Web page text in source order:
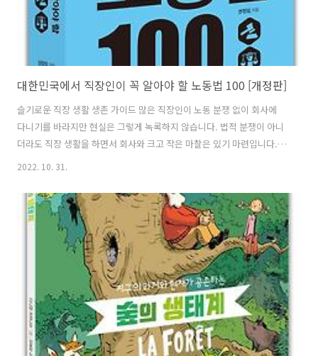
대한민국에서 직장인이 꼭 알아야 할 노동법 100 [개정판]
슬기로운 직장 생활 생존 가이드 많은 직장인이 노동 분쟁 없이 회사에
다니기를 바라지만 현실은 그렇게 녹록하지 않습니다. 법적 분쟁이 아니
더라도 직장 생활을 하면서 회사와 크고 작은 마찰은 있기 마련입니다.
휴가, 휴직, 출퇴근 시간, 수당 등으로 회사나 상사의 눈치를 볼 때도 있
를 강요받기도 합니다. 때로는 노동법을 몰라서 넘어가기도 하고, 때로는
알지만 참기도 합니다. 어떤 이는 회사를 다니는 동안 자신이 노동 관련
사고에 말려들 일이 없다고 생각해 노동법에 무관심하기도 하고, 어떤 이
는 자신에게 닥친 노동 관련 문제를 인터넷이나 주변에 떠도는 이야기만
믿고 섣불리 법을 내세우기도 합니다. 이때 노동법이 자신을 보호하기는
2022. 10. 31.